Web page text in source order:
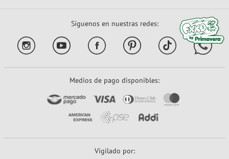
Síguenos en nuestras redes:
Medios de pago disponibles:
Vigilado por: